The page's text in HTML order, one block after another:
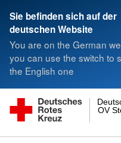
Sie befinden sich auf der
deutschen Website
You are on the German
you can use the switch to
the English one
OV